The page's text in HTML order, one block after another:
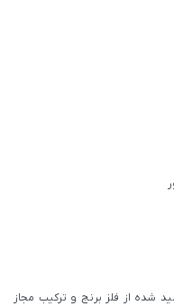
شده از فلز برنج و ترکیب مجاز